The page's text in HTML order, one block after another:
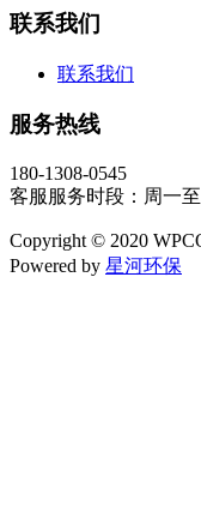
联系我们
联系我们
服务热线
180-1308-0545
客服服务时段：周一
Copyright © 2020
Powered by 星河环保